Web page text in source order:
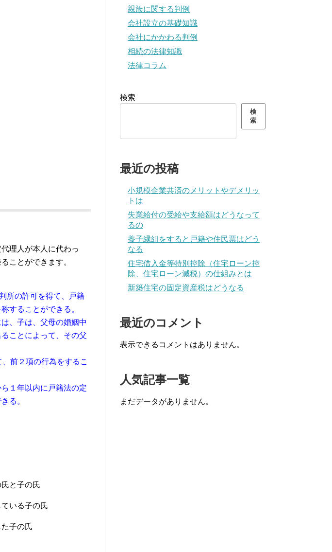
理人が本人に代わっ
ことができます。
所の許可を得て、戸籍
することができる。
、子は、父母の婚姻中
ことによって、その父
前２項の行為をするこ
１年以内に戸籍法の定
る。
と子の氏
いる子の氏
子の氏
親族に関する判例
会社設立の基礎知識
会社にかかわる判例
相続の法律知識
法律コラム
検索
検
索
最近の投稿
小規模企業共済のメリットやデメリッ
トは
失業給付の受給や支給額はどうなって
るの
養子縁組をすると戸籍や住民票はどう
なる
住宅借入金等特別控除（住宅ローン控
除、住宅ローン減税）の仕組みとは
新築住宅の固定資産税はどうなる
最近のコメント
表示できるコメントはありません。
人気記事一覧
まだデータがありません。